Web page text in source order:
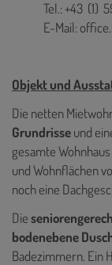
Tel.: +43 (1)
E-Mail:
Objekt und
Die netten
Grundrisseund
gesamte
und Wohnflächen
noch eine
Die
bodenebene
Badezimmern. Ein